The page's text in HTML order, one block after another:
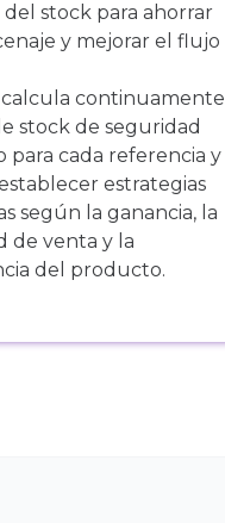
stock para ahorrar
y mejorar el flujo
calcula continuamente
stock de seguridad
para cada referencia y
estrategias
según la ganancia, la
de venta y la
del producto.